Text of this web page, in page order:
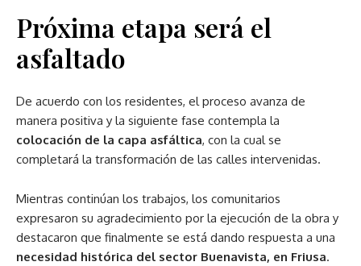
Próxima etapa será el
asfaltado
De acuerdo con los residentes, el proceso avanza de
manera positiva y la siguiente fase contempla la
colocación de la capa asfáltica, con la cual se
completará la transformación de las calles intervenidas.
Mientras continúan los trabajos, los comunitarios
expresaron su agradecimiento por la ejecución de la obra y
destacaron que finalmente se está dando respuesta a una
necesidad histórica del sector Buenavista, en Friusa.